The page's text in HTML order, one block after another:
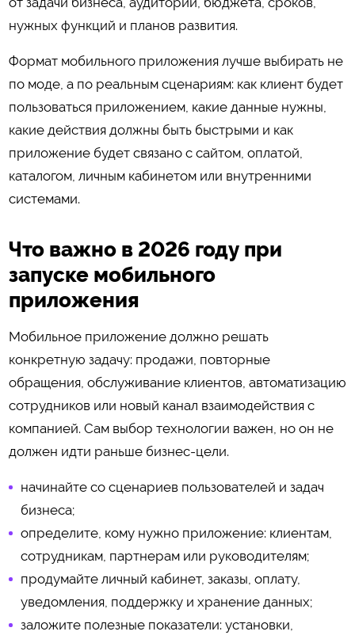
нужных функций и планов развития.
Формат мобильного приложения лучше выбирать не
по моде, а по реальным сценариям: как клиент будет
пользоваться приложением, какие данные нужны,
какие действия должны быть быстрыми и как
приложение будет связано с сайтом, оплатой,
каталогом, личным кабинетом или внутренними
системами.
Что важно в 2026 году при
запуске мобильного
приложения
Мобильное приложение должно решать
конкретную задачу: продажи, повторные
обращения, обслуживание клиентов, автоматизацию
сотрудников или новый канал взаимодействия с
компанией. Сам выбор технологии важен, но он не
должен идти раньше бизнес-цели.
начинайте со сценариев пользователей и задач
бизнеса;
определите, кому нужно приложение: клиентам,
сотрудникам, партнерам или руководителям;
продумайте личный кабинет, заказы, оплату,
уведомления, поддержку и хранение данных;
заложите полезные показатели: установки,